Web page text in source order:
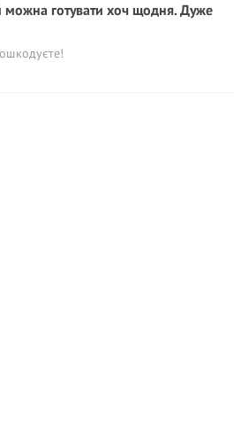
можна готувати хоч щодня. Дуже